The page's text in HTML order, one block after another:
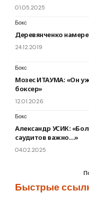
01.05.2025
Бокс
Деревянченко
24.12.2019
Бокс
Мозес ИТАУМА: «Он
боксер»
12.01.2026
Бокс
Александр УСИК:
саудитов важно…»
04.02.2025
Быстрые